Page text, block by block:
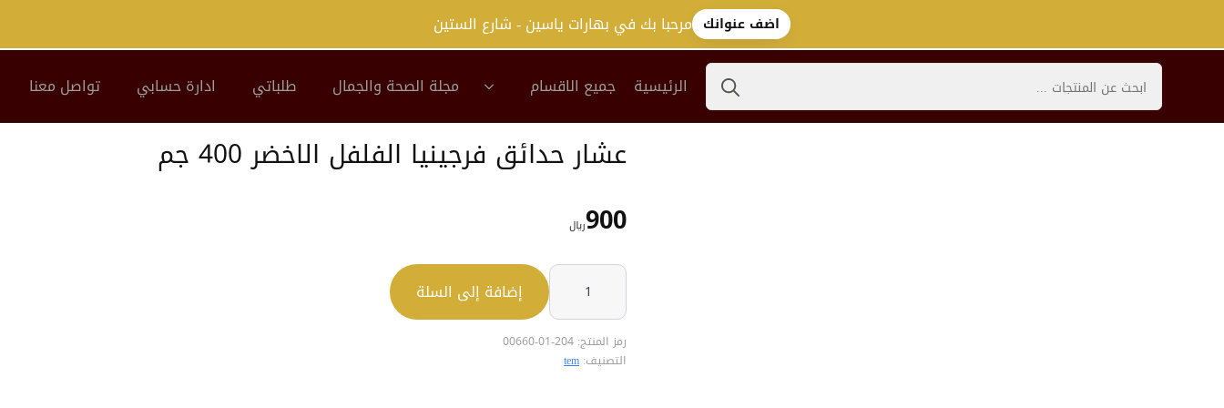
اضف عنوانك مرحبا بك في بهارات ياسين - شارع الستين
Search
الرئيسية جميع الاقسام مجلة الصحة والجمال طلباتي ادارة حسابي تواصل معنا
عشار حدائق فرجينيا الفلفل الاخضر 400 جم
900﷼
كمية
حدائق
فرجينيا
الفلفل
الاخضر
400
جم
إضافة إلى السلة
رمز المنتج: 204-01-00660
التصنيف: tem